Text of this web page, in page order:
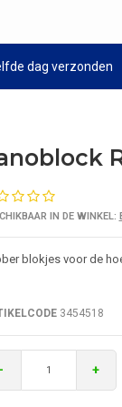
dag verzonden
IN DE WINKEL:
blokjes voor de
3454518
- +